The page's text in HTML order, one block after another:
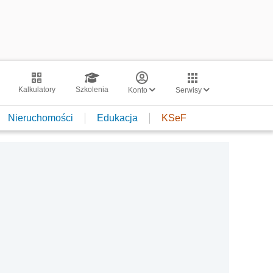
Kalkulatory Szkolenia Konto Serwisy
Nieruchomości Edukacja KSeF